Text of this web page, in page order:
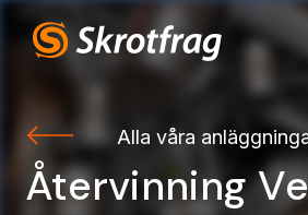
Alla våra
Återvinning